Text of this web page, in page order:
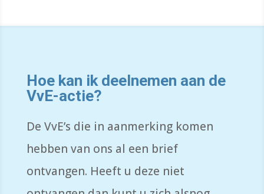
Hoe kan ik deelnemen aan de
VvE-actie?
De VvE’s die in aanmerking komen
hebben van ons al een brief
ontvangen. Heeft u deze niet